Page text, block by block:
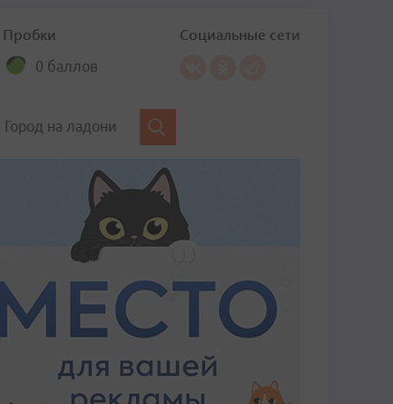
Пробки
0 баллов
Социальные сети
Город на ладони